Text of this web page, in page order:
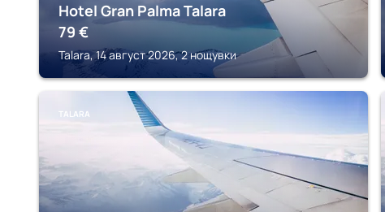
Hotel Gran Palma Talara
79 €
Talara, 14 август 2026, 2 нощувки
TALARA